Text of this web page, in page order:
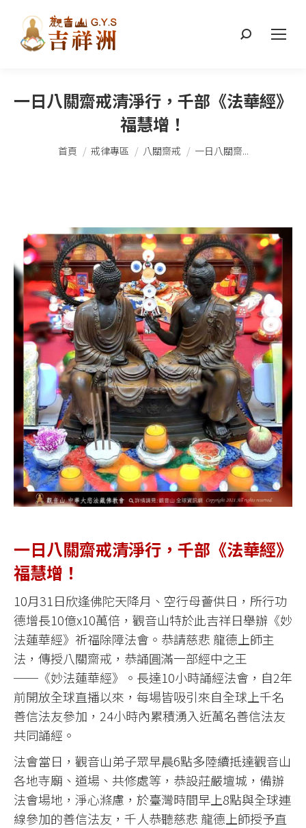
搜
一日八關齋戒清淨行，千部《法華經》
福慧增！
您在這裡：
首頁 戒律專區 八關齋戒 一日八關齋...
一日八關齋戒清淨行，千部《法華經》
福慧增！
10月31日欣逢佛陀天降月、空行母薈供日，所行功
德增長10億x10萬倍，觀音山特於此吉祥日舉辦《妙
法蓮華經》祈福除障法會。恭請慈悲 龍德上師主
法，傳授八關齋戒，恭誦圓滿一部經中之王
──《妙法蓮華經》。長達10小時誦經法會，自2年
前開放全球直播以來，每場皆吸引來自全球上千名
善信法友參加，24小時內累積湧入近萬名善信法友
共同誦經。
法會當日，觀音山弟子眾早晨6點多陸續抵達觀音山
各地寺廟、道場、共修處等，恭設莊嚴壇城，備辦
法會場地，淨心滌慮，於臺灣時間早上8點與全球連
線參加的善信法友，千人恭聽慈悲 龍德上師授予直